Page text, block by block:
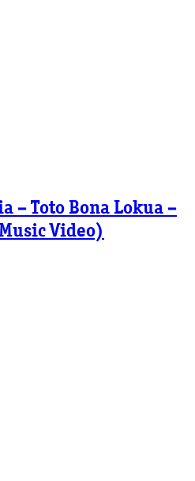
– Toto Bona Lokua –
Video)